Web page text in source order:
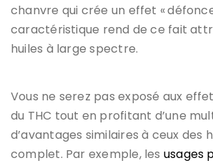
chanvre qui crée un effet «
caractéristique rend de ce fait
huiles à large spectre.
Vous ne serez pas exposé aux
du THC tout en profitant d’une
d’avantages similaires à ceux des
complet. Par exemple, les usages